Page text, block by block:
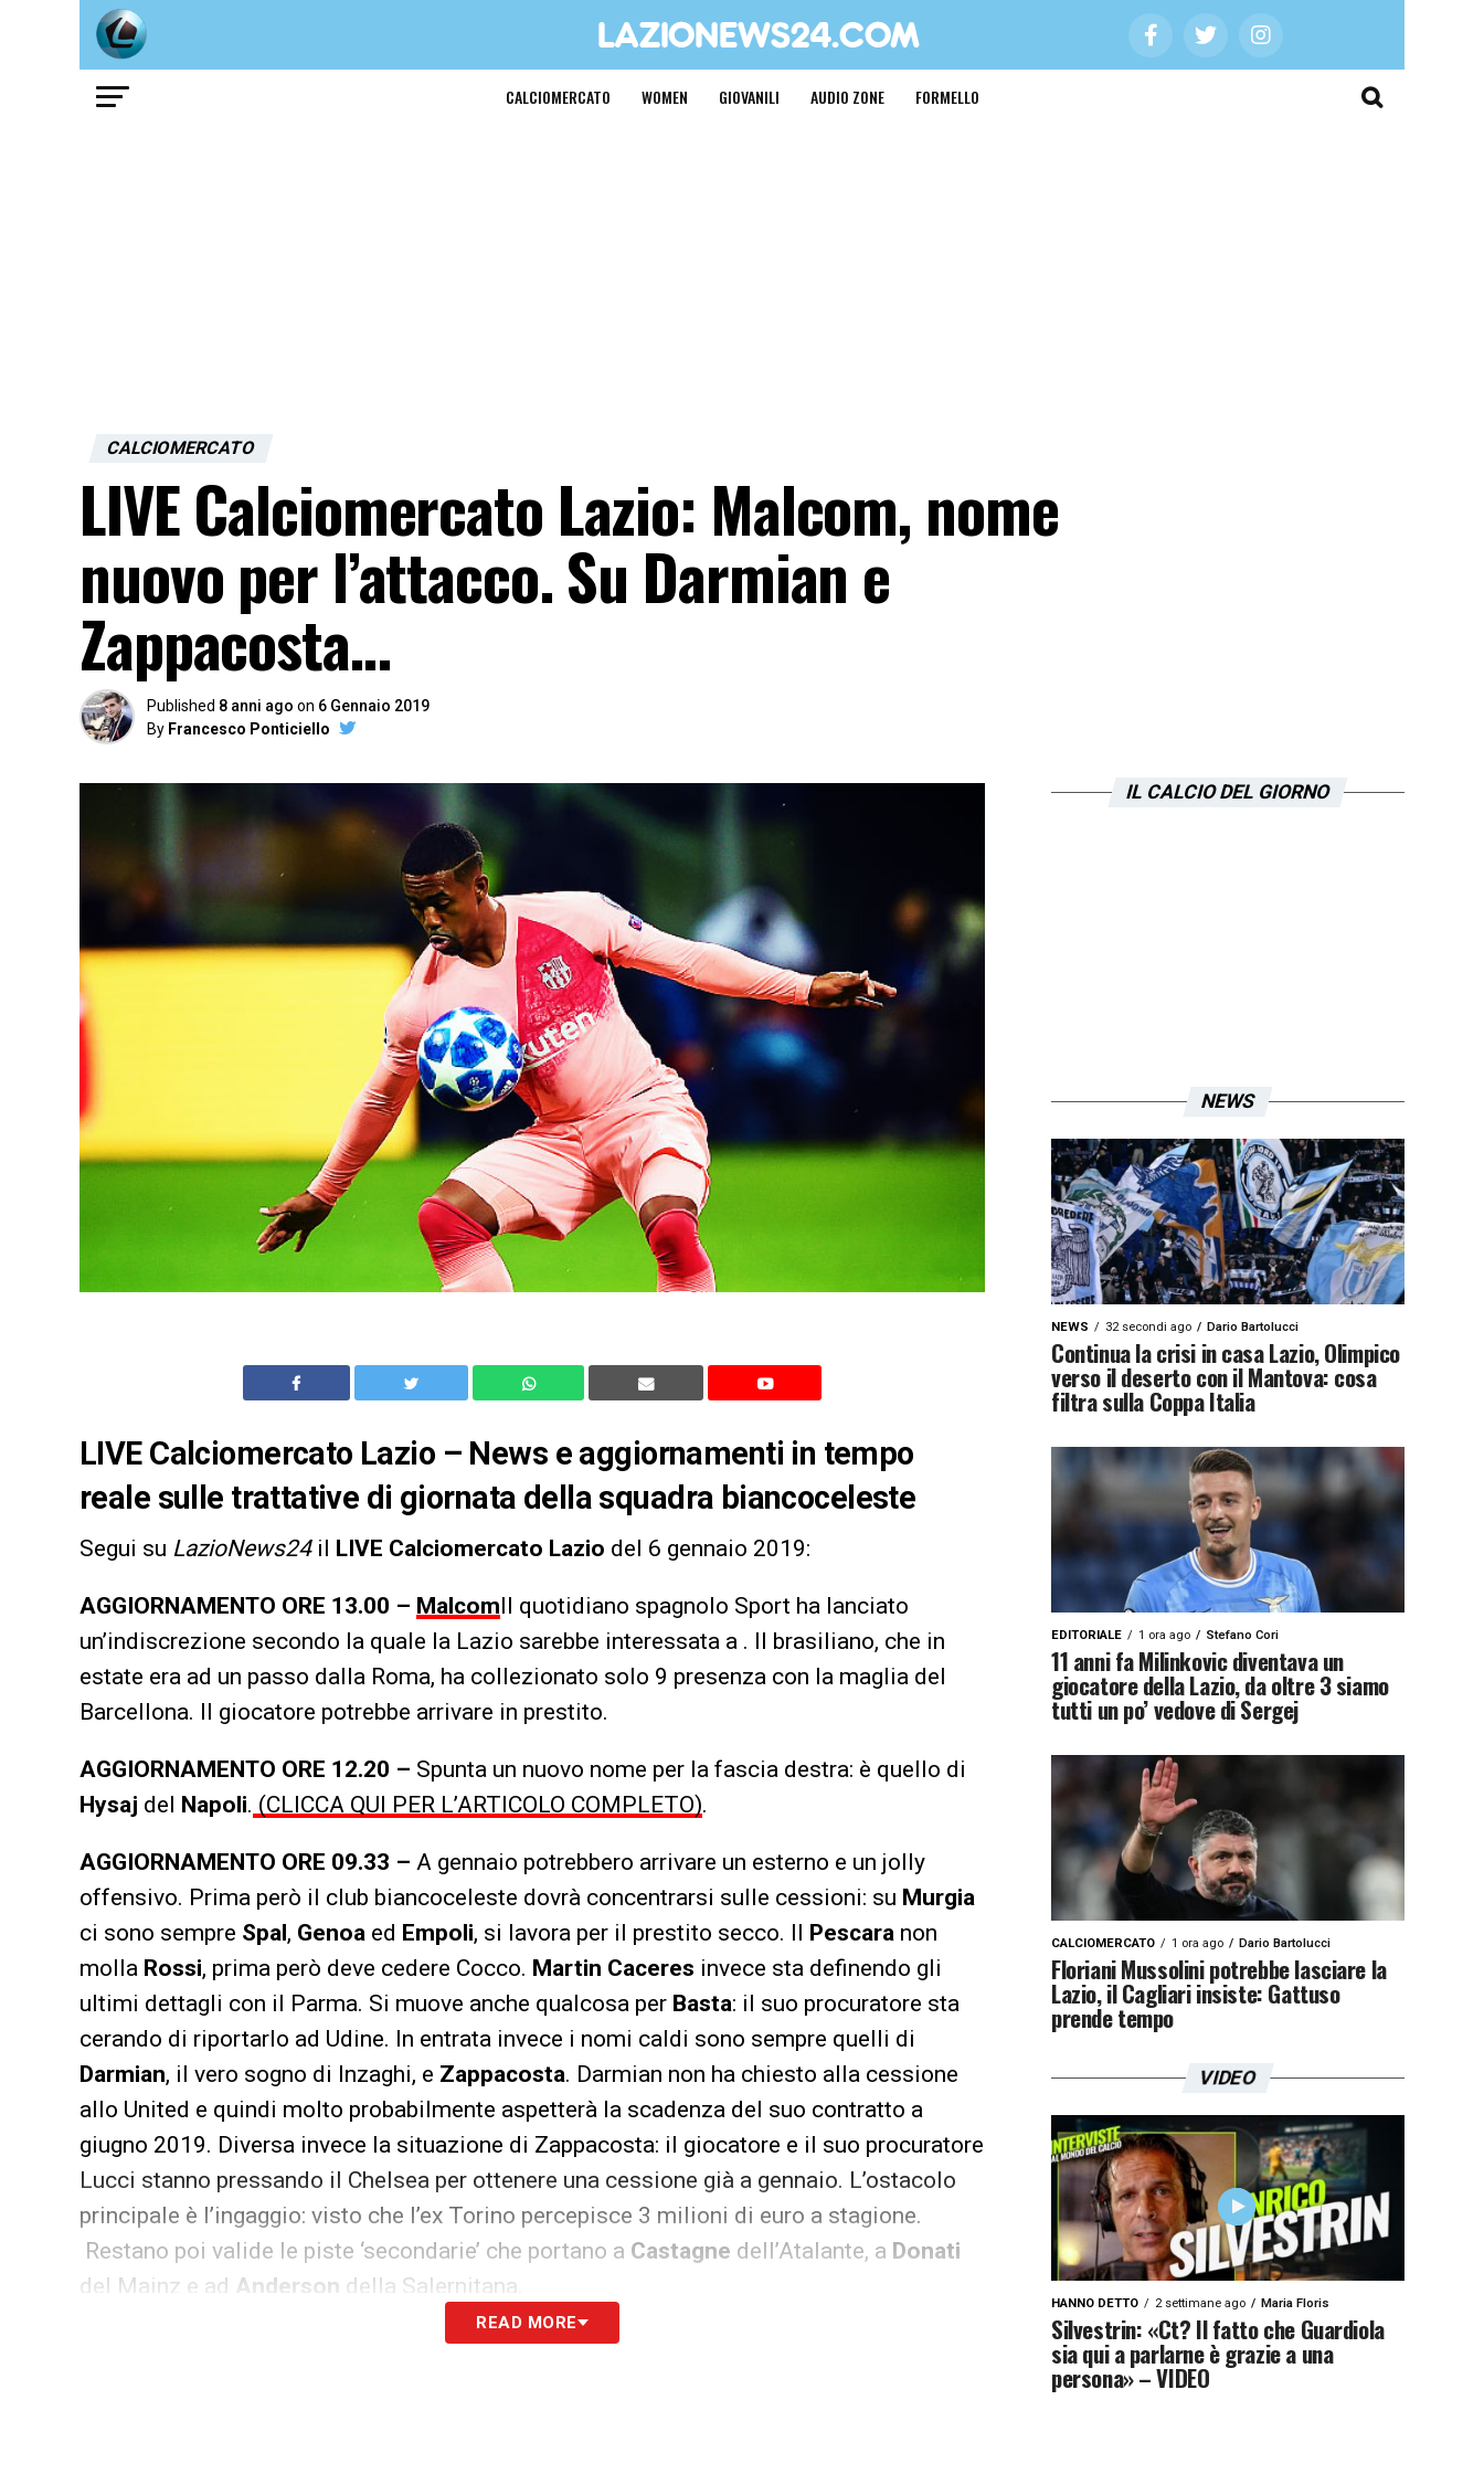
CALCIOMERCATO WOMEN GIOVANILI AUDIO ZONE FORMELLO
CALCIOMERCATO
LIVE Calciomercato Lazio: Malcom, nome
nuovo per l’attacco. Su Darmian e
Zappacosta…
Published 8 anni ago on 6 Gennaio 2019
By Francesco Ponticiello
LIVE Calciomercato Lazio – News e aggiornamenti in tempo
reale sulle trattative di giornata della squadra biancoceleste
Segui su LazioNews24il LIVE Calciomercato Lazio del 6 gennaio 2019:
AGGIORNAMENTO ORE 13.00 – MalcomIl quotidiano spagnolo Sport ha lanciato
un’indiscrezione secondo la quale la Lazio sarebbe interessata a . Il brasiliano, che in
estate era ad un passo dalla Roma, ha collezionato solo 9 presenza con la maglia del
Barcellona. Il giocatore potrebbe arrivare in prestito.
AGGIORNAMENTO ORE 12.20 – Spunta un nuovo nome per la fascia destra: è quello di
Hysaj del Napoli. (CLICCA QUI PER L’ARTICOLO COMPLETO).
AGGIORNAMENTO ORE 09.33 – A gennaio potrebbero arrivare un esterno e un jolly
offensivo. Prima però il club biancoceleste dovrà concentrarsi sulle cessioni: su Murgia
ci sono sempre Spal, Genoa ed Empoli, si lavora per il prestito secco. Il Pescara non
molla Rossi, prima però deve cedere Cocco. Martin Caceres invece sta definendo gli
ultimi dettagli con il Parma. Si muove anche qualcosa per Basta: il suo procuratore sta
cerando di riportarlo ad Udine. In entrata invece i nomi caldi sono sempre quelli di
Darmian, il vero sogno di Inzaghi, e Zappacosta. Darmian non ha chiesto alla cessione
allo United e quindi molto probabilmente aspetterà la scadenza del suo contratto a
giugno 2019. Diversa invece la situazione di Zappacosta: il giocatore e il suo procuratore
Lucci stanno pressando il Chelsea per ottenere una cessione già a gennaio. L’ostacolo
principale è l’ingaggio: visto che l’ex Torino percepisce 3 milioni di euro a stagione.
Restano poi valide le piste ‘secondarie’ che portano a Castagne dell’Atalante, a Donati
del Mainz e ad Anderson della Salernitana.
READ MORE
IL CALCIO DEL GIORNO
NEWS
NEWS 32 secondi ago Dario Bartolucci
Continua la crisi in casa Lazio, Olimpico
verso il deserto con il Mantova: cosa
filtra sulla Coppa Italia
EDITORIALE 1 ora ago Stefano Cori
11 anni fa Milinkovic diventava un
giocatore della Lazio, da oltre 3 siamo
tutti un po’ vedove di Sergej
CALCIOMERCATO 1 ora ago Dario Bartolucci
Floriani Mussolini potrebbe lasciare la
Lazio, il Cagliari insiste: Gattuso
prende tempo
VIDEO
HANNO DETTO 2 settimane ago Maria Floris
Silvestrin: «Ct? Il fatto che Guardiola
sia qui a parlarne è grazie a una
persona» – VIDEO